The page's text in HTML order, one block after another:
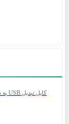
کابل تبدیل USB به سریال RS232 یوگرین مدل CR104 20211 طول 1.5 متر